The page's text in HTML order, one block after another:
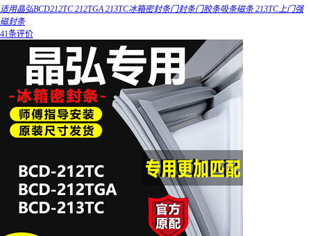
适用晶弘BCD212TC 212TGA 213TC冰箱密封条门封条门胶条吸条磁条 213TC上门强
磁封条
41条评价